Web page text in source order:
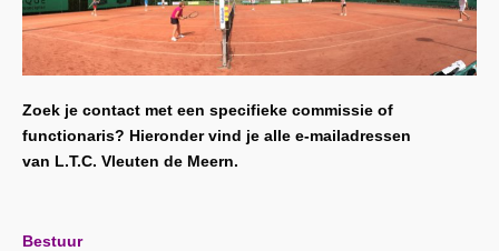
Zoek je contact met een specifieke commissie of
functionaris? Hieronder vind je alle e-mailadressen
van L.T.C. Vleuten de Meern.
Bestuur